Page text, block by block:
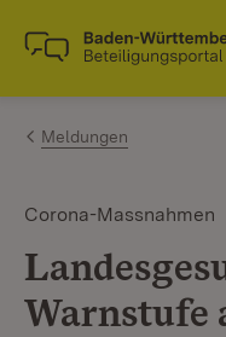
Zum Inhalt
Link zur Startseite
Meldungen
Corona-Massnahmen
Warnstufe